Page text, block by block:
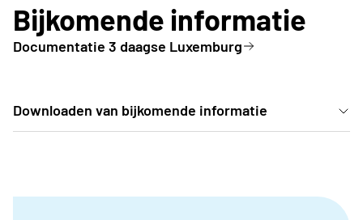
Bijkomende informatie
Documentatie 3 daagse Luxemburg
Downloaden van bijkomende informatie